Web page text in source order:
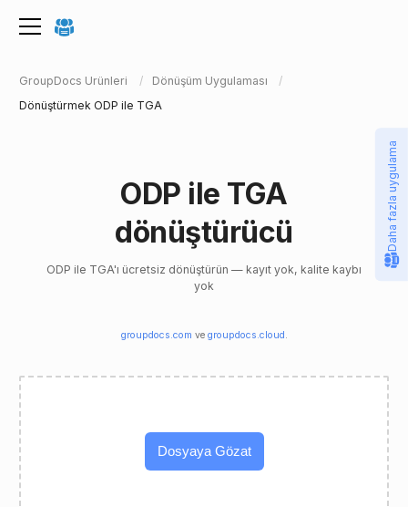
GroupDocs Ürünleri
Dönüşüm Uygulaması
Dönüştürmek ODP ile TGA
ODP ile TGA
dönüştürücü
ODP ile TGA'ı ücretsiz dönüştürün — kayıt yok, kalite kaybı
yok
groupdocs.com ve groupdocs.cloud .
Dosyaya Gözat
Daha fazla uygulama